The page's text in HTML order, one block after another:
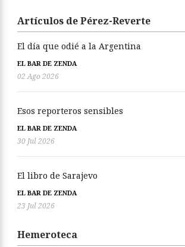
Artículos de Pérez-Reverte
El día que odié a la Argentina
EL BAR DE ZENDA
02 Ago 2026
Esos reporteros sensibles
EL BAR DE ZENDA
30 Jul 2026
El libro de Sarajevo
EL BAR DE ZENDA
23 Jul 2026
Hemeroteca